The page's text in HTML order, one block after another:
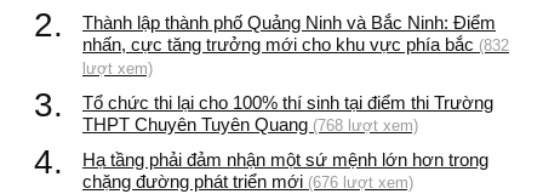
2.
Thành lập thành phố Quảng Ninh và Bắc Ninh: Điểm
nhấn, cực tăng trưởng mới cho khu vực phía bắc (832
lượt xem)
3.
Tổ chức thi lại cho 100% thí sinh tại điểm thi Trường
THPT Chuyên Tuyên Quang (768 lượt xem)
4.
Hạ tầng phải đảm nhận một sứ mệnh lớn hơn trong
chặng đường phát triển mới (676 lượt xem)